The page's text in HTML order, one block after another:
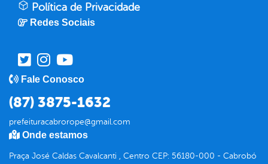
Política de Privacidade
Redes Sociais
Fale Conosco
(87) 3875-1632
prefeituracabrorope@gmail.com
Onde estamos
Praça José Caldas Cavalcanti , Centro CEP: 56180-000 - Cabrobó